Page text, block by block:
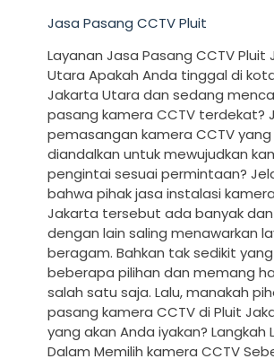
Jasa Pasang CCTV Pluit
Layanan Jasa Pasang CCTV Pluit
Utara Apakah Anda tinggal di
Jakarta Utara dan sedang
pasang kamera CCTV terdekat?
pemasangan kamera CCTV
diandalkan untuk mewujudkan
pengintai sesuai permintaan?
bahwa pihak jasa instalasi
Jakarta tersebut ada banyak
dengan lain saling menawarkan
beragam. Bahkan tak sedikit
beberapa pilihan dan memang
salah satu saja. Lalu, manakah
pasang kamera CCTV di Pluit
yang akan Anda iyakan? Langkah
Dalam Memilih kamera CCTV